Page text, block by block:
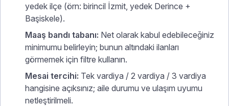
yedek ilçe (örn: birincil İzmit, yedek Derince +
Başiskele).
Maaş bandı tabanı: Net olarak kabul edebileceğiniz
minimumu belirleyin; bunun altındaki ilanları
görmemek için filtre kullanın.
Mesai tercihi: Tek vardiya / 2 vardiya / 3 vardiya
hangisine açıksınız; aile durumu ve ulaşım uyumu
netleştirilmeli.